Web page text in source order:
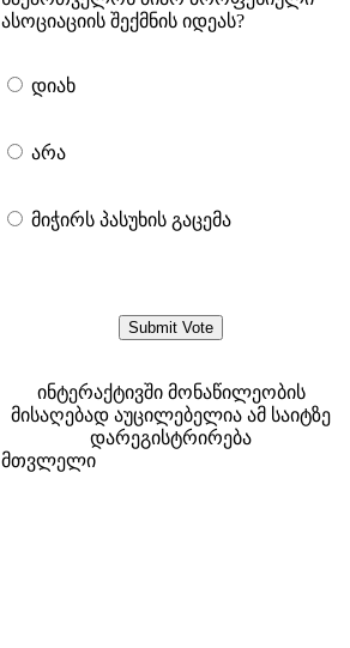
ასოციაციის შექმნის იდეას?
დიახ
არა
მიჭირს პასუხის გაცემა
ინტერაქტივში მონაწილეობის
მისაღებად აუცილებელია ამ საიტზე
დარეგისტრირება
მთვლელი